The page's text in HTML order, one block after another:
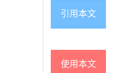
引用本文
使用本文